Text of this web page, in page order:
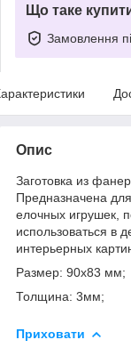
Що таке
Замовлення
Опис
Заготовка из
Предназначена
елочных игрушек,
использоваться в
интерьерных
Размер: 90х83 мм;
Толщина: 3мм;
Приховати